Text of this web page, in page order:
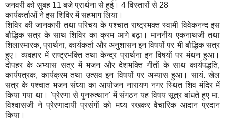
जनवरी को सुबह 11 बजे प्रार्थना से हुई। 4 विस्तारों से 28
कार्यकर्ताओं ने इस शिविर में सहभाग लिया।
शिविर की जानकारी तथा परिचय के पश्चात राष्ट्रभक्त स्वामी विवेकनन्द इस
बौद्धिक सत्र के साथ शिविर का क्रम आगे बढ़ा। माननीय एकनाथजी तथा
शिलास्मारक, प्रार्थना, कार्यकर्ता और अनुशासन इन विषयों पर भी बौद्धिक सत्र
हुए। व्यवहार में राष्ट्रभक्ति तथा केन्द्र प्रार्थना इन विषयों पर मंथन हुआ।
दोपहर के अभ्यास सत्र में भजन और देशभक्ति गीतों के साथ कार्यपद्धति,
कार्यपत्रक, कार्यक्रम तथा उत्सव इन विषयों पर अभ्यास हुआ। सायं. खेल
सत्र के पश्चात भजन संध्या का आयोजन नारायण नगर स्थित शिव मंदिर में
किया गया था। 'प्रेरणा से पुनरुत्थान' में संगठन यह विषय सूत्र बांधते हुए मा.
विश्वासजी ने प्रेरणादायी प्रसंगों को मध्य रखकर वैचारिक आदान प्रदान
किया।